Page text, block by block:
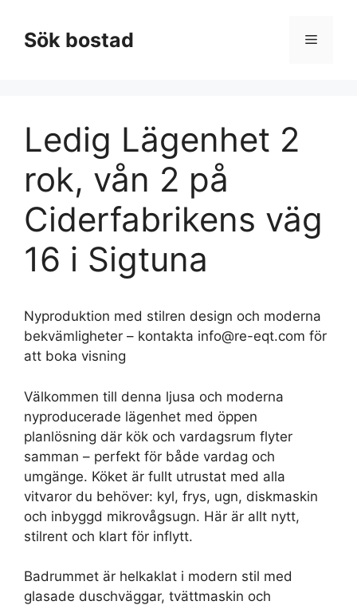
innehållSök bostad Meny
Ledig Lägenhet 2
rok, vån 2 på
Ciderfabrikens väg
16 i Sigtuna
Nyproduktion med stilren design och moderna
bekvämligheter – kontakta info@re-eqt.com för
att boka visning
Välkommen till denna ljusa och moderna
nyproducerade lägenhet med öppen
planlösning där kök och vardagsrum flyter
samman – perfekt för både vardag och
umgänge. Köket är fullt utrustat med alla
vitvaror du behöver: kyl, frys, ugn, diskmaskin
och inbyggd mikrovågsugn. Här är allt nytt,
stilrent och klart för inflytt.
Badrummet är helkaklat i modern stil med
glasade duschväggar, tvättmaskin och